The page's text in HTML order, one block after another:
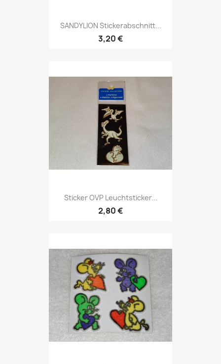
SANDYLION Stickerabschnitt...
3,20 €
Sticker OVP Leuchtsticker...
2,80 €